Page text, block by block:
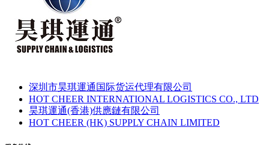
深圳市昊琪運通国际货运代理有限公司
HOT CHEER INTERNATIONAL LOGISTICS CO., LTD
昊琪運通(香港)供應鏈有限公司
HOT CHEER (HK) SUPPLY CHAIN LIMITED